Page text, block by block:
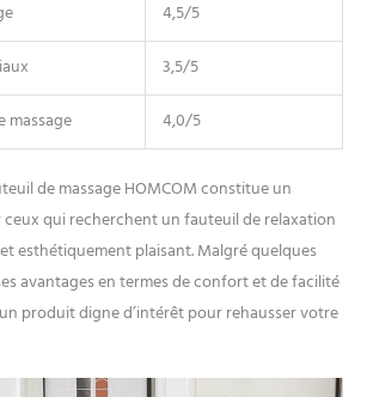
4,5/5
3,5/5
massage
4,0/5
de massage HOMCOM constitue un
qui recherchent un fauteuil de relaxation
esthétiquement plaisant. Malgré quelques
avantages en termes de confort et de facilité
produit digne d’intérêt pour rehausser votre